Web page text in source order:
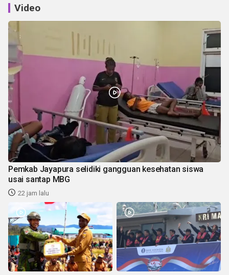
Video
Pemkab Jayapura selidiki gangguan kesehatan siswa
usai santap MBG
22 jam lalu